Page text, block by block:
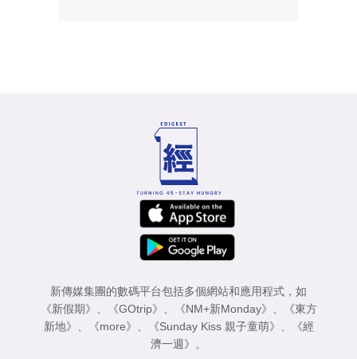
新傳媒集團的數碼平台包括多個網站和應用程式，如
《新假期》
《GOtrip》 《NM+新Monday》
《東方
新地》
《more》 《Sunday Kiss 親子童萌》
《經
濟一週》
。